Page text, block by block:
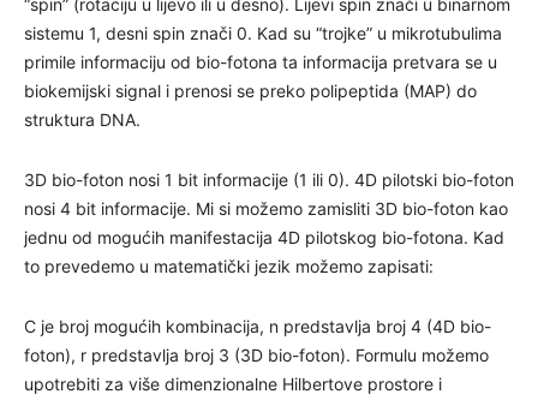
“spin” (rotaciju u lijevo ili u desno). Lijevi spin znači u binarnom
sistemu 1, desni spin znači 0. Kad su “trojke” u mikrotubulima
primile informaciju od bio-fotona ta informacija pretvara se u
biokemijski signal i prenosi se preko polipeptida (MAP) do
struktura DNA.
3D bio-foton nosi 1 bit informacije (1 ili 0). 4D pilotski bio-foton
nosi 4 bit informacije. Mi si možemo zamisliti 3D bio-foton kao
jednu od mogućih manifestacija 4D pilotskog bio-fotona. Kad
to prevedemo u matematički jezik možemo zapisati:
C je broj mogućih kombinacija, n predstavlja broj 4 (4D bio-
foton), r predstavlja broj 3 (3D bio-foton). Formulu možemo
upotrebiti za više dimenzionalne Hilbertove prostore i